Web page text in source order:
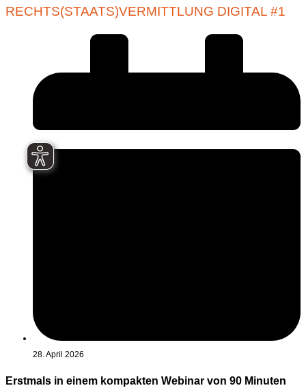
RECHTS(STAATS)VERMITTLUNG DIGITAL #1
28. April 2026
Erstmals in einem kompakten Webinar von 90 Minuten